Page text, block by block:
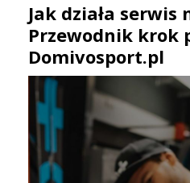
Jak działa serwis
Przewodnik krok
Domivosport.pl